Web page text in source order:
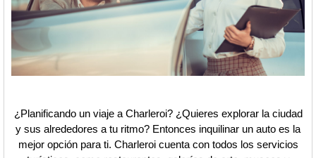
¿Planificando un viaje a Charleroi? ¿Quieres explorar la ciudad
y sus alrededores a tu ritmo? Entonces inquilinar un auto es la
mejor opción para ti. Charleroi cuenta con todos los servicios